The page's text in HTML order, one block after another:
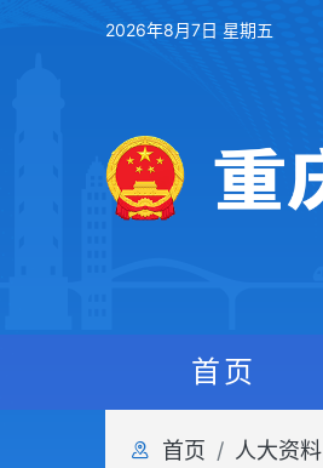
2026年8月7日 星期五
首页
首页 人大资料